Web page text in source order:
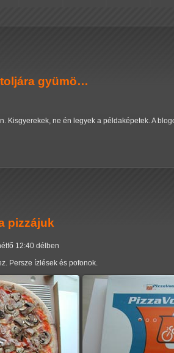
gyümö…
Kisgyerekek, ne én legyek a példaképetek. A
pizzájuk
12:40 délben
Persze ízlések és pofonok.